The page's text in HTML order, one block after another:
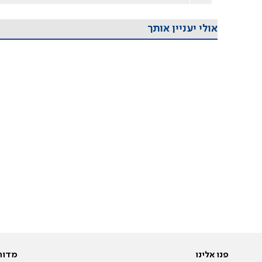
אולי יעניין אותך
פנו אלינו